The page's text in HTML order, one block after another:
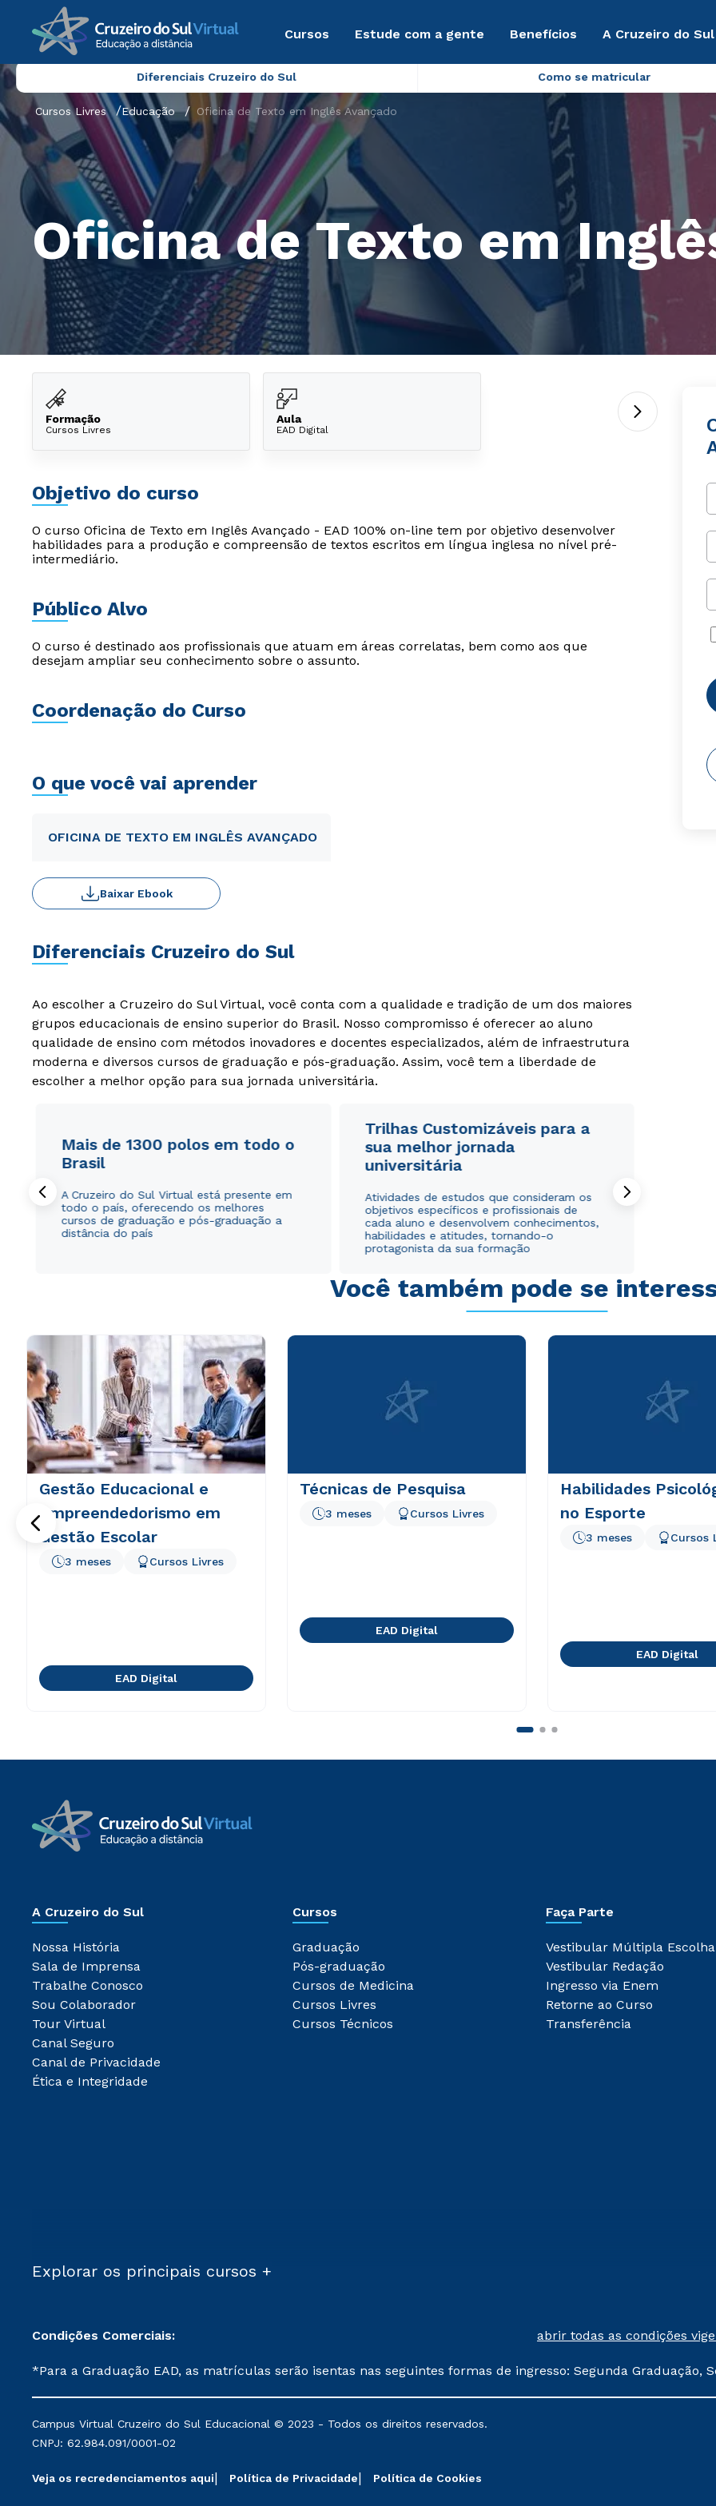
Cursos Estude com a gente Benefícios A Cruzeiro do
Diferenciais Cruzeiro do Sul Como se matricular
Cursos Livres Educação Oficina de Texto em Inglês Avançado
Oficina de Texto em
Formação
Cursos Livres
Aula
EAD Digital
Objetivo do curso
O curso Oficina de Texto em Inglês Avançado - EAD 100% on-line tem por objetivo desenvolver
habilidades para a produção e compreensão de textos escritos em língua inglesa no nível pré-
intermediário.
Público Alvo
O curso é destinado aos profissionais que atuam em áreas correlatas, bem como aos que
desejam ampliar seu conhecimento sobre o assunto.
Coordenação do Curso
O que você vai aprender
OFICINA DE TEXTO EM INGLÊS AVANÇADO
Baixar Ebook
Diferenciais Cruzeiro do Sul
Ao escolher a Cruzeiro do Sul Virtual, você conta com a qualidade e tradição de um dos maiores
grupos educacionais de ensino superior do Brasil. Nosso compromisso é oferecer ao aluno
qualidade de ensino com métodos inovadores e docentes especializados, além de infraestrutura
moderna e diversos cursos de graduação e pós-graduação. Assim, você tem a liberdade de
escolher a melhor opção para sua jornada universitária.
Mais de 1300 polos em todo o
Brasil
A Cruzeiro do Sul Virtual está presente em
todo o país, oferecendo os melhores
cursos de graduação e pós-graduação a
distância do país
Trilhas Customizáveis para a
sua melhor jornada
universitária
Atividades de estudos que consideram os
objetivos específicos e profissionais de
cada aluno e desenvolvem conhecimentos,
habilidades e atitudes, tornando-o
protagonista da sua formação
Você também pode se
Gestão Educacional e
Empreendedorismo em
Gestão Escolar
3 meses Cursos Livres
EAD Digital
Técnicas de Pesquisa
3 meses Cursos Livres
EAD Digital
Habilidades
no Esporte
3 meses Cursos
EAD Digital
A Cruzeiro do Sul
Nossa História
Sala de Imprensa
Trabalhe Conosco
Sou Colaborador
Tour Virtual
Canal Seguro
Canal de Privacidade
Ética e Integridade
Cursos
Graduação
Pós-graduação
Cursos de Medicina
Cursos Livres
Cursos Técnicos
Faça Parte
Vestibular Múltipla Escolha
Vestibular Redação
Ingresso via Enem
Retorne ao Curso
Transferência
Explorar os principais cursos +
Condições Comerciais: abrir todas as condições
*Para a Graduação EAD, as matrículas serão isentas nas seguintes formas de ingresso: Segunda Graduação,
mantidos conforme negociação. Descontos institucionais poderão sofrer alterações nos períodos de
serviços.
Campus Virtual Cruzeiro do Sul Educacional © 2023 - Todos os direitos reservados.
CNPJ: 62.984.091/0001-02
Veja os recredenciamentos aqui Política de Privacidade Política de Cookies
WhatsApp
ou
Estou de acordo com aPolítica de Privacidade.e
WhatsApp
ou
Estou de acordo com aPolítica de Privacidade.e